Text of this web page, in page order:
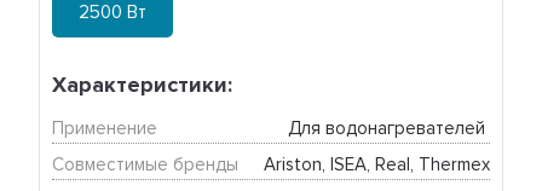
2500 Вт
Характеристики:
Применение
Для водонагревателей
Совместимые бренды
Ariston, ISEA, Real, Thermex